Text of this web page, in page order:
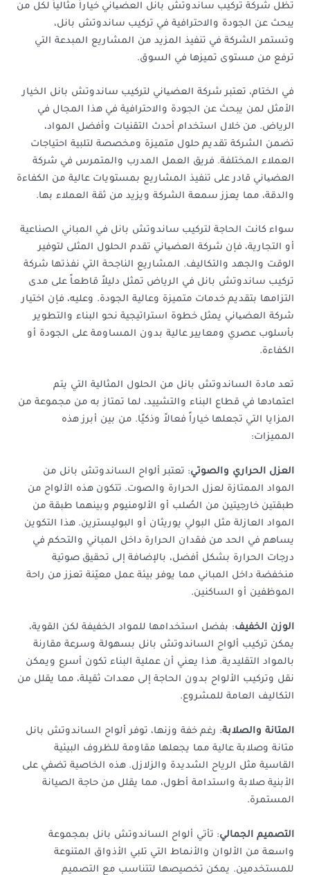
تظل شركة تركيب ساندوتش بانل العضیاني خياراً مثالياً لكل من
يبحث عن الجودة والاحترافية في تركيب ساندوتش بانل،
وتستمر الشركة في تنفيذ المزيد من المشاريع المبدعة التي
ترفع من مستوى تميزها في السوق.
في الختام، تعتبر شركة العضیاني لتركيب ساندوتش بانل الخيار
الأمثل لمن يبحث عن الجودة والاحترافية في هذا المجال في
الرياض. من خلال استخدام أحدث التقنيات وأفضل المواد،
تضمن الشركة تقديم حلول متميزة ومخصصة لتلبية احتياجات
العملاء المختلفة. فريق العمل المدرب والمتمرس في شركة
العضیاني قادر على تنفيذ المشاريع بمستويات عالية من الكفاءة
والدقة، مما يعزز سمعة الشركة ويزيد من ثقة العملاء بها.
سواء كانت الحاجة لتركيب ساندوتش بانل في المباني الصناعية
أو التجارية، فإن شركة العضیاني تقدم الحلول المثلى لتوفير
الوقت والجهد والتكاليف. المشاريع الناجحة التي نفذتها شركة
تركيب ساندوتش بانل في الرياض تمثل دليلاً قاطعاً على مدى
التزامها بتقديم خدمات متميزة وعالية الجودة. وعليه، فإن اختيار
شركة العضیاني يمثل خطوة استراتيجية نحو البناء والتطوير
بأسلوب عصري ومعايير عالية بدون المساومة على الجودة أو
الكفاءة.
تعد مادة الساندوتش بانل من الحلول المثالية التي يتم
اعتمادها في قطاع البناء والتشييد، لما تمتاز به من مجموعة من
المزايا التي تجعلها خياراً فعالاً وذكيًا. من بين أبرز هذه
المميزات:
العزل الحراري والصوتي: تعتبر ألواح الساندوتش بانل من
المواد الممتازة لعزل الحرارة والصوت. تتكون هذه الألواح من
طبقتين خارجيتين من الصُلب أو الألومنيوم وبينهما طبقة من
المواد العازلة مثل البولي يوريثان أو البوليسترين. هذا التكوين
يساهم في الحد من فقدان الحرارة داخل المباني والتحكم في
درجات الحرارة بشكل أفضل، بالإضافة إلى تحقيق صوتية
منخفضة داخل المباني مما يوفر بيئة عمل معيّنة تعزز من راحة
الموظفين أو الساكنين.
الوزن الخفيف: بفضل استخدامها للمواد الخفيفة لكن القوية،
يمكن تركيب ألواح الساندوتش بانل بسهولة وسرعة مقارنة
بالمواد التقليدية. هذا يعني أن عملية البناء تكون أسرع ويمكن
نقل وتركيب الألواح بدون الحاجة إلى معدات ثقيلة، مما يقلل من
التكاليف العامة للمشروع.
المتانة والصلابة: رغم خفة وزنها، توفر ألواح الساندوتش بانل
متانة وصلابة عالية مما يجعلها مقاومة للظروف البيئية
القاسية مثل الرياح الشديدة والزلازل. هذه الخاصية تضفي على
الأبنية صلابة واستدامة أطول، مما يقلل من حاجة الصيانة
المستمرة.
التصميم الجمالي: تأتي ألواح الساندوتش بانل بمجموعة
واسعة من الألوان والأنماط التي تلبي الأذواق المتنوعة
للمستخدمين. يمكن تخصيصها لتتناسب مع التصميم